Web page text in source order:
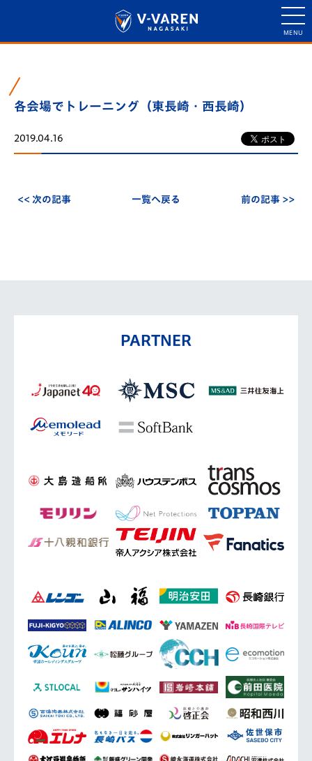
各会場でトレーニング（東長崎・西長崎）
2019.04.16
<< 次の記事 一覧へ戻る 前の記事 >>
PARTNER